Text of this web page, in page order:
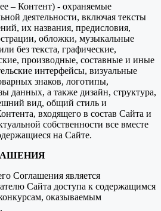
– Контент) - охраняемые
деятельности, включая тексты
их названия, предисловия,
обложки, музыкальные
без текста, графические,
производные, составные и иные
интерфейсы, визуальные
знаков, логотипы,
данных, а также дизайн, структура,
вид, общий стиль и
входящего в состав Сайта и
собственности все вместе
на Сайте.
Соглашения является
Сайта доступа к содержащимся
оказываемым